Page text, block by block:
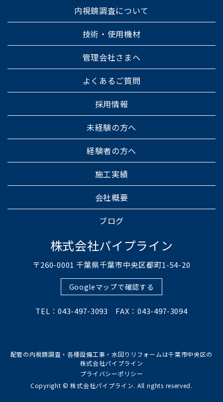
内視鏡調査について
技術・使用機材
管理会社さまへ
よくあるご質問
採用情報
未経験の方へ
経験者の方へ
施工実績
会社概要
ブログ
株式会社パイプライン
〒260-0001 千葉県千葉市中央区都町1-54-20
Googleマップで確認する
TEL：043-497-3093 FAX：043-497-3094
配管の内視鏡調査・各種設備工事・水回りリフォームは千葉市中央区の
株式会社パイプライン
プライバシーポリシー
Copyright © 株式会社パイプライン. All rights reserved.